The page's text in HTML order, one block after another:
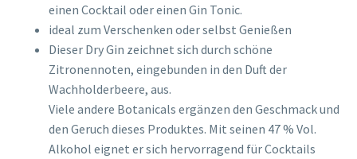
einen Cocktail oder einen Gin Tonic.
ideal zum Verschenken oder selbst Genießen
Dieser Dry Gin zeichnet sich durch schöne
Zitronennoten, eingebunden in den Duft der
Wachholderbeere, aus.
Viele andere Botanicals ergänzen den Geschmack und
den Geruch dieses Produktes. Mit seinen 47 % Vol.
Alkohol eignet er sich hervorragend für Cocktails